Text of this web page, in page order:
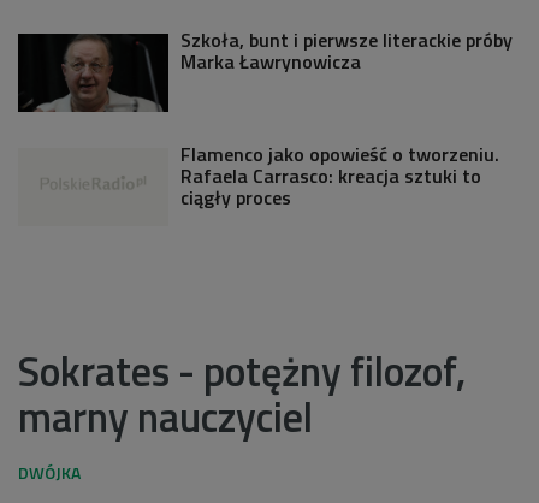
Szkoła, bunt i pierwsze literackie próby
Marka Ławrynowicza
Flamenco jako opowieść o tworzeniu.
Rafaela Carrasco: kreacja sztuki to
ciągły proces
Sokrates - potężny filozof,
marny nauczyciel